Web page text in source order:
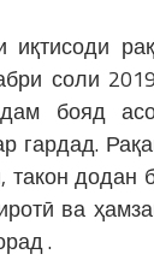
иқтисоди
соли
бояд
гардад.
такон додан
ва
.